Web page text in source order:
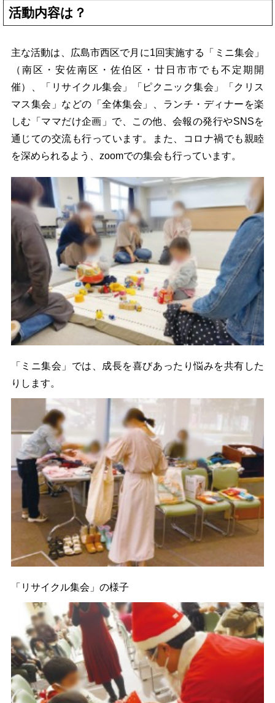
活動内容は？
主な活動は、広島市西区で月に1回実施する「ミニ集会」
（南区・安佐南区・佐伯区・廿日市市でも不定期開
催）、「リサイクル集会」「ピクニック集会」「クリス
マス集会」などの「全体集会」、ランチ・ディナーを楽
しむ「ママだけ企画」で、この他、会報の発行やSNSを
通じての交流も行っています。また、コロナ禍でも親睦
を深められるよう、zoomでの集会も行っています。
「ミニ集会」では、成長を喜びあったり悩みを共有した
りします。
「リサイクル集会」の様子